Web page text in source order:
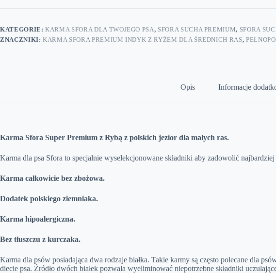
z
polskich
jezior
KATEGORIE:KARMA SFORA DLA TWOJEGO PSA, SFORA SUCHA PREMIUM, SFORA
ZNACZNIKI:KARMA SFORA PREMIUM INDYK Z RYŻEM DLA ŚREDNICH RAS,
Opis Informacje
Karma Sfora Super Premium z Rybą z polskich jezior dla małych ras.
Karma dla psa Sfora to specjalnie wyselekcjonowane składniki aby zadowolić
Karma całkowicie bez zbożowa.
Dodatek polskiego ziemniaka.
Karma hipoalergiczna.
Bez tłuszczu z kurczaka.
Karma dla psów posiadająca dwa rodzaje białka. Takie karmy są często polecane dla
diecie psa. Źródło dwóch białek pozwala wyeliminować niepotrzebne składniki